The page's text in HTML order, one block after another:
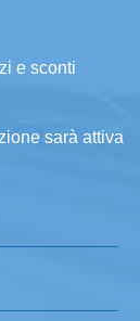
e sconti
sarà attiva